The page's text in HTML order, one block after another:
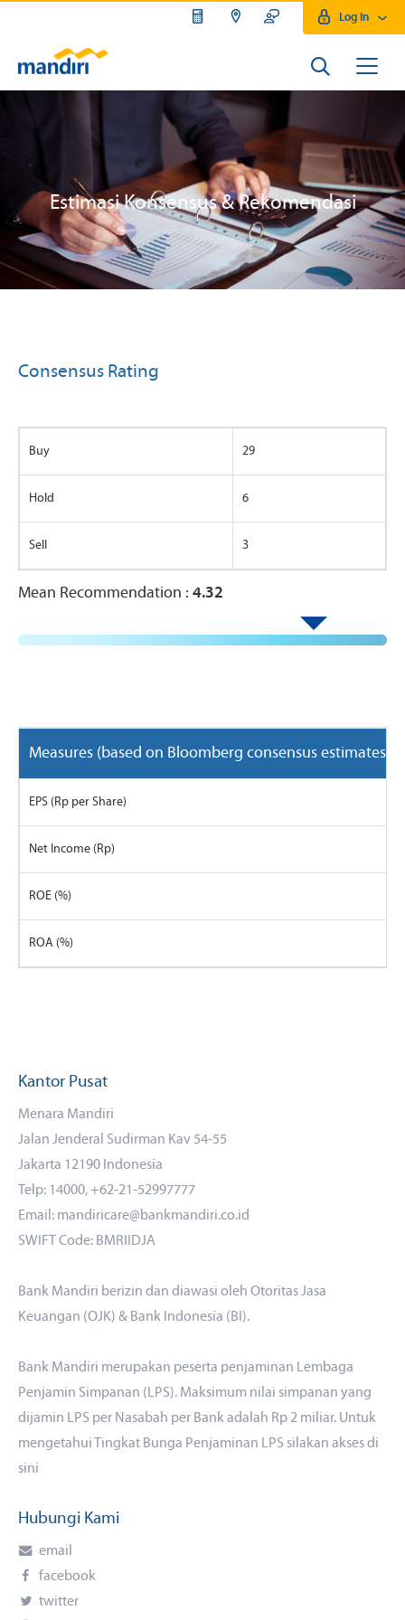
Log In
Estimasi Konsensus & Rekomendasi
Consensus Rating
Buy 29
Hold 6
Sell 3
Mean Recommendation : 4.32
Measures (based on Bloomberg consensus estimates)
EPS (Rp per Share)
Net Income (Rp)
ROE (%)
ROA (%)
Kantor Pusat
Menara Mandiri
Jalan Jenderal Sudirman Kav 54-55
Jakarta 12190 Indonesia
Telp: 14000, +62-21-52997777
Email: mandiricare@bankmandiri.co.id
SWIFT Code: BMRIIDJA
Bank Mandiri berizin dan diawasi oleh Otoritas Jasa
Keuangan (OJK) & Bank Indonesia (BI).
Bank Mandiri merupakan peserta penjaminan Lembaga
Penjamin Simpanan (LPS). Maksimum nilai simpanan yang
dijamin LPS per Nasabah per Bank adalah Rp 2 miliar. Untuk
mengetahui Tingkat Bunga Penjaminan LPS silakan akses di
sini
Hubungi Kami
email
facebook
twitter